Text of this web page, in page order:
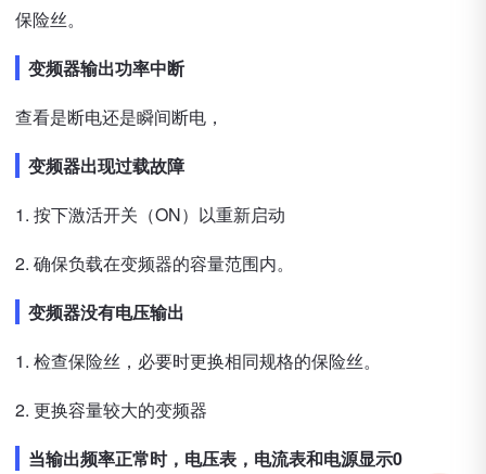
保险丝。
变频器输出功率中断
查看是断电还是瞬间断电，
变频器出现过载故障
1. 按下激活开关（ON）以重新启动
2. 确保负载在变频器的容量范围内。
变频器没有电压输出
1. 检查保险丝，必要时更换相同规格的保险丝。
2. 更换容量较大的变频器
当输出频率正常时，电压表，电流表和电源显示0